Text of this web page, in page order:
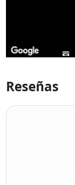
Reseñas